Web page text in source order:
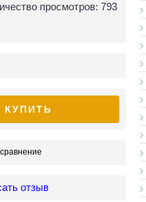
просмотров: 793
КУПИТЬ
отзыв